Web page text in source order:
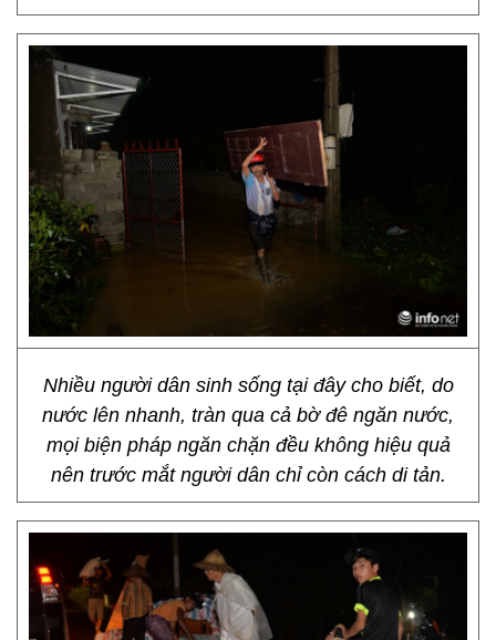
Nhiều người dân sinh sống tại đây cho biết, do
nước lên nhanh, tràn qua cả bờ đê ngăn nước,
mọi biện pháp ngăn chặn đều không hiệu quả
nên trước mắt người dân chỉ còn cách di tản.